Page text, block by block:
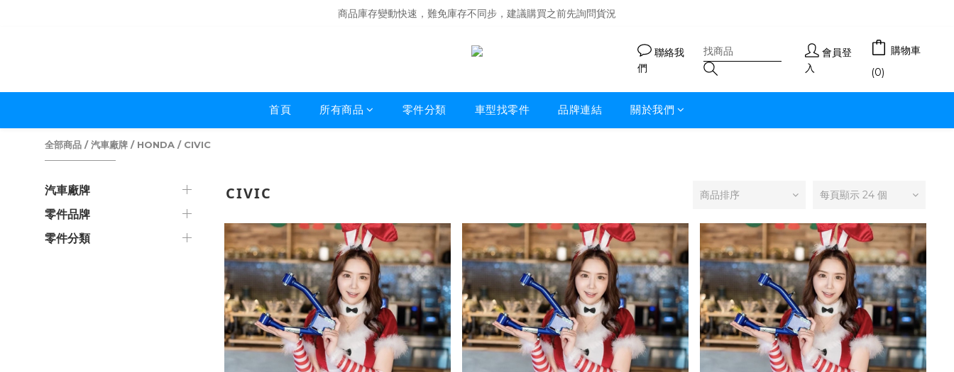
商品庫存變動快速，難免庫存不同步，建議購買之前先詢問貨況
商品庫存變動快速，難免庫存不同步，建議購買之前先詢問貨況
聯絡我
們
會員登
入
購物車
(0)
首頁 所有商品 零件分類 車型找零件 品牌連結 關於我們
全部商品 /汽車廠牌 / HONDA / CIVIC
汽車廠牌
零件品牌
零件分類
CIVIC 商品排序 每頁顯示 24 個